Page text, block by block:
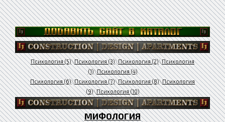
Психология (5)\Психология (3)\Психология (2)\Психология
(1)\Психология (4)
Психология (6)\Психология (7)\Психология (8)\Психология
(9)\Психология (10)
МИФОЛОГИЯ